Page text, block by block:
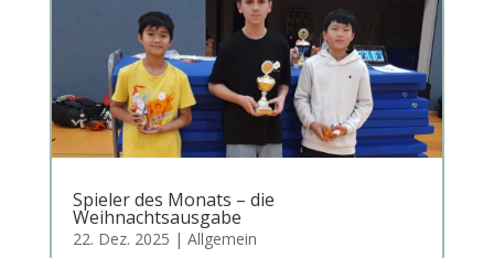
Spieler des Monats – die
Weihnachtsausgabe
22. Dez. 2025 | Allgemein